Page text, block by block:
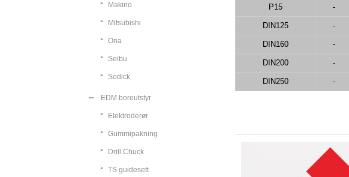
Makino
Mitsubishi
Ona
Seibu
Sodick
EDM boreutstyr
Elektroderør
Gummipakning
Drill Chuck
TS guidesett
P15 -
DIN125 -
DIN160 -
DIN200 -
DIN250 -